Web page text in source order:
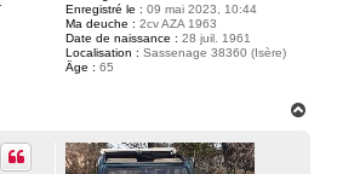
Enregistré le : 09 mai 2023, 10:44
Ma deuche : 2cv AZA 1963
Date de naissance : 28 juil. 1961
Localisation : Sassenage 38360 (Isère)
Âge : 65